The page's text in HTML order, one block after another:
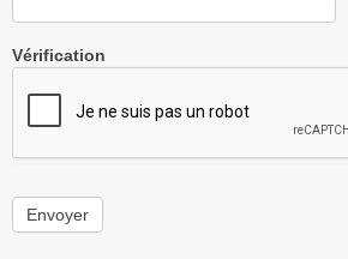
Vérification
Envoyer